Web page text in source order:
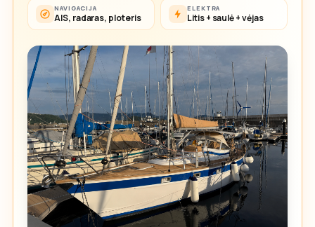
NAVIGACIJA
AIS, radaras, ploteris
ELEKTRA
Litis + saulė + vėjas